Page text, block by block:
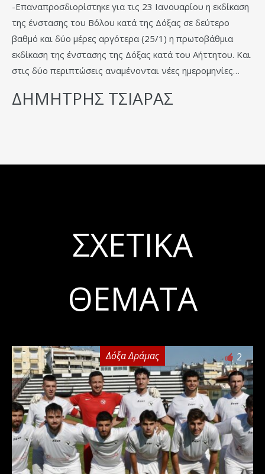
-Επαναπροσδιορίστηκε για τις 23 Ιανουαρίου η εκδίκαση
της ένστασης του Βόλου κατά της Δόξας σε δεύτερο
βαθμό και δύο μέρες αργότερα (25/1) η πρωτοβάθμια
εκδίκαση της ένστασης της Δόξας κατά του Αήττητου. Και
στις δύο περιπτώσεις αναμένονται νέες ημερομηνίες…
ΔΗΜΗΤΡΗΣ ΤΣΙΑΡΑΣ
ΣΧΕΤΙΚΆ
ΘΈΜΑΤΑ
Δόξα Δράμας 2